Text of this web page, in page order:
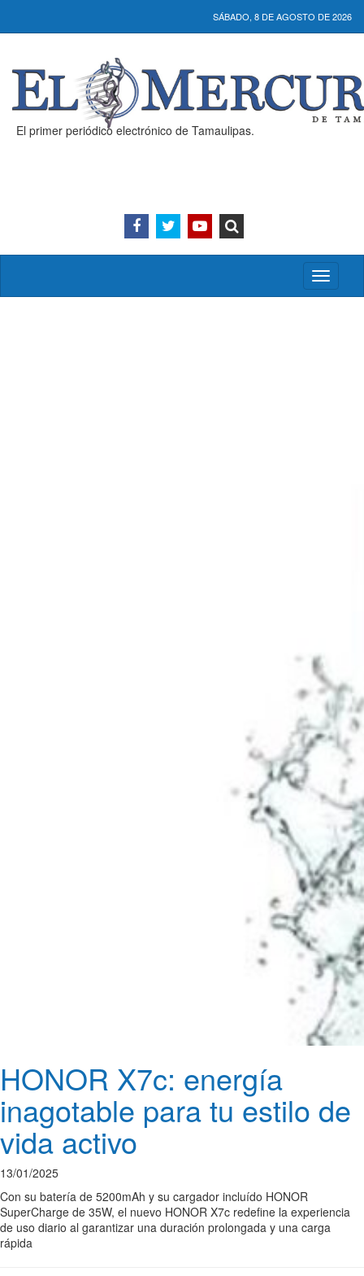
SÁBADO, 8 DE AGOSTO DE 2026
El primer periódico electrónico de Tamaulipas.
Activar/
menú
HONOR X7c: energía
inagotable para tu estilo de
vida activo
13/01/2025
Con su batería de 5200mAh y su cargador incluído HONOR
SuperCharge de 35W, el nuevo HONOR X7c redefine la experiencia
de uso diario al garantizar una duración prolongada y una carga
rápida